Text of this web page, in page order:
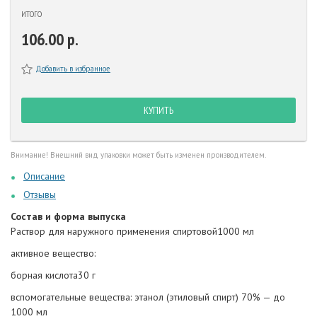
ИТОГО
106.00 р.
Добавить в избранное
КУПИТЬ
Внимание! Внешний вид упаковки может быть изменен производителем.
Описание
Отзывы
Состав и форма выпуска
Раствор для наружного применения спиртовой1000 мл
активное вещество:
борная кислота30 г
вспомогательные вещества: этанол (этиловый спирт) 70% — до
1000 мл